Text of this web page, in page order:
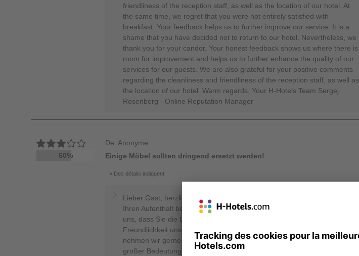
friendliness of the reception staff, as well as the location of our hotel. At
the same time, we regret that you were not entirely satisfied with
breakfast. Your feedback helps us to further improve our service. It is a
shame that you have decided not to return to our hotel. Nevertheless, we
thank you for your candor. Your honest feedback shows us where there is
room for improvement and helps us to further enhance the quality of our
services for our guests. We are also grateful for your positive comments
regarding the cleanliness and friendliness of the reception staff, as well as
the location of our hotel. Warm regards, Your H-Hotels Team Sergej
Rosenberg - Online Reputation Manager
60%
De: Anonyme
Einige Möbel sollten dringend ersetzt werden!
Des détails indiquent
Lieber Gast, herzlichen Dank, dass Sie sich die Zeit genommen haben,
Ihren Aufenthalt bei uns so offen und ausführlich zu bewerten. Es freut
uns, dass Sie die Lage unseres Hauses sowie die Sauberkeit und die
Freundlichkeit unseres Teams positiv hervorheben konnten. Ihr Lob
nehmen wir gerne an, da das Wohlbefinden unserer Gäste für uns von
großer Bedeutung ist. Gleichzeitig bedauern wir sehr, dass Sie mit der